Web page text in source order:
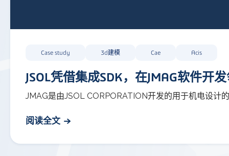
Case study 3d建模 Cae Acis
JSOL凭借集成SDK，在JMAG软件开
JMAG是由JSOL CORPORATION开发的用于机电设计
阅读全文